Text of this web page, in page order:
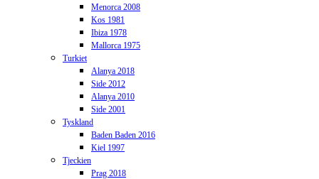
Menorca 2008
Kos 1981
Ibiza 1978
Mallorca 1975
Turkiet
Alanya 2018
Side 2012
Alanya 2010
Side 2001
Tyskland
Baden Baden 2016
Kiel 1997
Tjeckien
Prag 2018